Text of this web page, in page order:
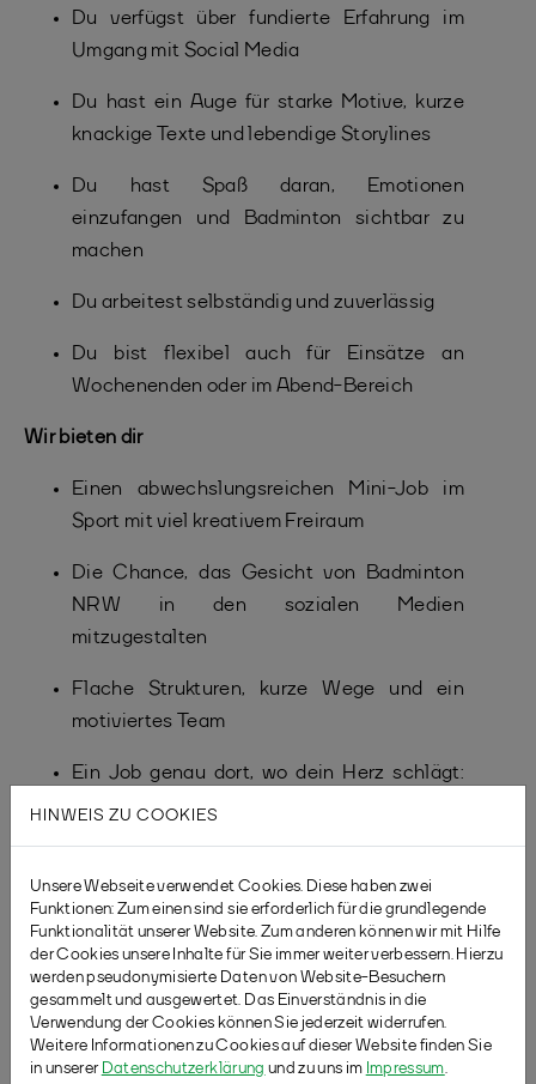
Du verfügst über fundierte Erfahrung im
Umgang mit Social Media
Du hast ein Auge für starke Motive, kurze
knackige Texte und lebendige Storylines
Du hast Spaß daran, Emotionen
einzufangen und Badminton sichtbar zu
machen
Du arbeitest selbständig und zuverlässig
Du bist flexibel auch für Einsätze an
Wochenenden oder im Abend-Bereich
Wir bieten dir
Einen abwechslungsreichen Mini-Job im
Sport mit viel kreativem Freiraum
Die Chance, das Gesicht von Badminton
NRW in den sozialen Medien
mitzugestalten
Flache Strukturen, kurze Wege und ein
motiviertes Team
Ein Job genau dort, wo dein Herz schlägt:
mitten in der Badminton-Community
Dann freuen wir uns auf deine kurze Bewerbung –
gerne mit Beispielen deiner bisherigen Social-
Media-Arbeit – an
bewerbungen(at)badminton.nrw
HINWEIS ZU COOKIES
Unsere Webseite verwendet Cookies. Diese haben zwei
Funktionen: Zum einen sind sie erforderlich für die grundlegende
Funktionalität unserer Website. Zum anderen können wir mit Hilfe
der Cookies unsere Inhalte für Sie immer weiter verbessern. Hierzu
werden pseudonymisierte Daten von Website-Besuchern
gesammelt und ausgewertet. Das Einverständnis in die
Verwendung der Cookies können Sie jederzeit widerrufen.
Weitere Informationen zu Cookies auf dieser Website finden Sie
in unserer Datenschutzerklärung und zu uns im Impressum.